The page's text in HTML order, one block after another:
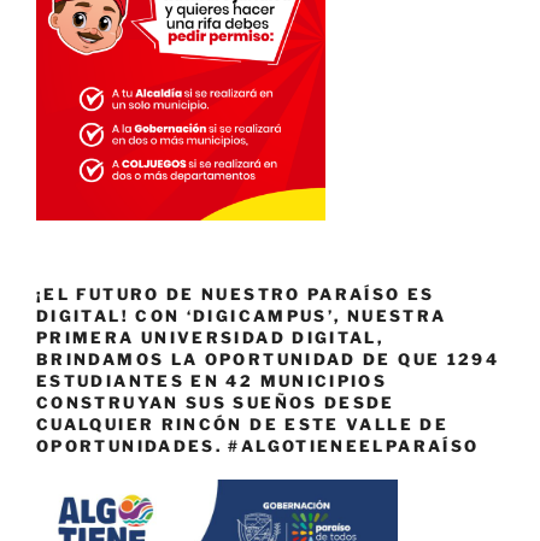
¡EL FUTURO DE NUESTRO PARAÍSO ES
DIGITAL! CON ‘DIGICAMPUS’, NUESTRA
PRIMERA UNIVERSIDAD DIGITAL,
BRINDAMOS LA OPORTUNIDAD DE QUE 1294
ESTUDIANTES EN 42 MUNICIPIOS
CONSTRUYAN SUS SUEÑOS DESDE
CUALQUIER RINCÓN DE ESTE VALLE DE
OPORTUNIDADES. #ALGOTIENEELPARAÍSO